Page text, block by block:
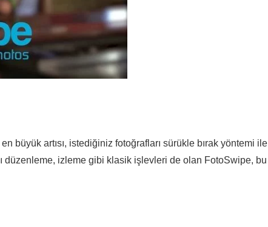
büyük artısı, istediğiniz fotoğrafları sürükle bırak yöntemi ile
düzenleme, izleme gibi klasik işlevleri de olan FotoSwipe, bu